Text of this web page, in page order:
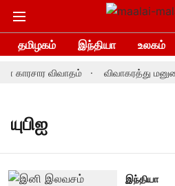
தமிழகம் இந்தியா உலகம்
விவாதம் விவாகரத்து
யுபிஐ
இந்தியா